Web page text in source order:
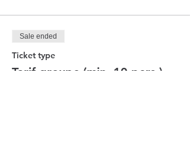
Sale ended
Ticket type
Tarif groupe (min. 10 pers.)